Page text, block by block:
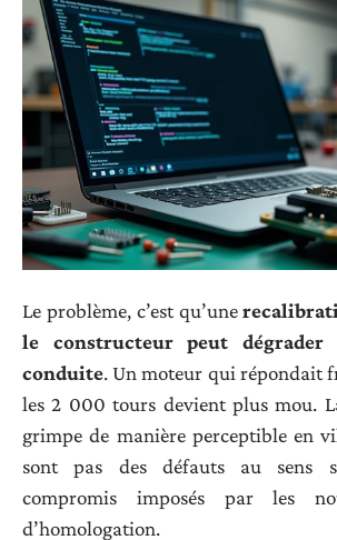
Le problème, c’est qu’une
le constructeur peut dégrader
conduite. Un moteur qui répondait
les 2 000 tours devient plus mou.
grimpe de manière perceptible en
sont pas des défauts au sens
compromis imposés par les
d’homologation.